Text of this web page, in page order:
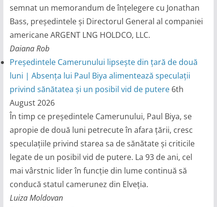
semnat un memorandum de înțelegere cu Jonathan
Bass, președintele și Directorul General al companiei
americane ARGENT LNG HOLDCO, LLC.
Daiana Rob
Președintele Camerunului lipsește din țară de două
luni | Absența lui Paul Biya alimentează speculații
privind sănătatea și un posibil vid de putere 6th
August 2026
În timp ce președintele Camerunului, Paul Biya, se
apropie de două luni petrecute în afara țării, cresc
speculațiile privind starea sa de sănătate și criticile
legate de un posibil vid de putere. La 93 de ani, cel
mai vârstnic lider în funcție din lume continuă să
conducă statul camerunez din Elveția.
Luiza Moldovan